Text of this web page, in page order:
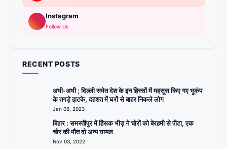
Instagram
Follow Us
RECENT POSTS
अभी-अभी ; दिल्ली समेत देश के इन हिस्सों में महसूस किए गए भूकंप
के तगड़े झटके, दहशत में घरों से बाहर निकले लोग
Jan 05, 2023
बिहार : समस्तीपुर में हिंसक भीड़ ने चोरों को बेरहमी से पीटा, एक
चोर की मौत दो अन्य घायल
Nov 03, 2022